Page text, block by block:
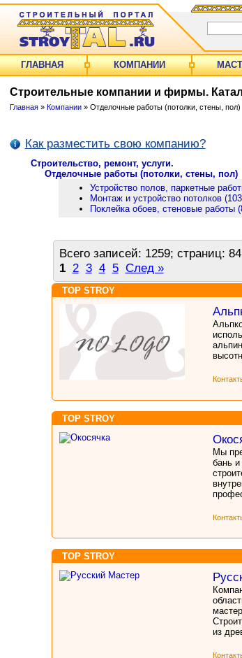
ГЛАВНАЯ КОМПАНИИ
Строительные компании и фирмы.
Главная» Компании» Отделочные работы (потолки, стены, пол)
Как разместить свою компанию?
Строительство, ремонт, услуги.
Отделочные работы (потолки, стены, пол)
Устройство полов, паркетные
Монтаж и устройство потолков
Поклейка обоев, стеновые работы
Всего записей: 1259; страниц: 84
1 2 3 4 5 След »
TOP STROY
TOP STROY
Мы
бань
TOP STROY
из